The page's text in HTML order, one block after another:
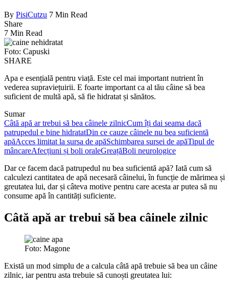
By PisiCutzu 7 Min Read
Share
7 Min Read
Foto: Capuski
SHARE
Apa e esențială pentru viață. Este cel mai important nutrient în
vederea supraviețuirii. E foarte important ca al tău câine să bea
suficient de multă apă, să fie hidratat și sănătos.
Sumar
Câtă apă ar trebui să bea câinele zilnicCum îți dai seama dacă
patrupedul e bine hidratatDin ce cauze câinele nu bea suficientă
apăAcces limitat la sursa de apăSchimbarea sursei de apăTipul de
mâncareAfecțiuni și boli oraleGreațăBoli neurologice
Dar ce facem dacă patrupedul nu bea suficientă apă? Iată cum să
calculezi cantitatea de apă necesară câinelui, în funcție de mărimea și
greutatea lui, dar și câteva motive pentru care acesta ar putea să nu
consume apă în cantități suficiente.
Câtă apă ar trebui să bea câinele zilnic
Foto: Magone
Există un mod simplu de a calcula câtă apă trebuie să bea un câine
zilnic, iar pentru asta trebuie să cunoști greutatea lui: